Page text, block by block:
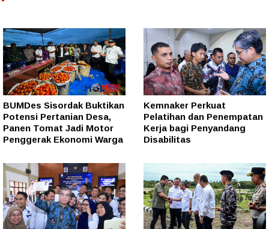
BUMDes Sisordak Buktikan
Potensi Pertanian Desa,
Panen Tomat Jadi Motor
Penggerak Ekonomi Warga
Kemnaker Perkuat
Pelatihan dan Penempatan
Kerja bagi Penyandang
Disabilitas